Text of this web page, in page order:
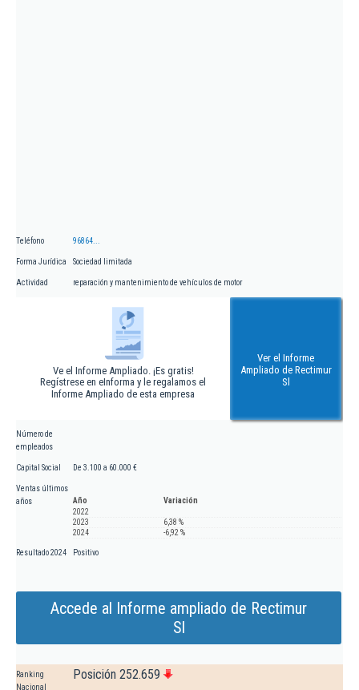
Teléfono 96864...
Forma Jurídica Sociedad limitada
Actividad reparación y mantenimiento de vehículos de motor
Ve el Informe Ampliado. ¡Es gratis!
Regístrese en eInforma y le regalamos el
Informe Ampliado de esta empresa
Ver el Informe
Ampliado de Rectimur
Sl
Número de
empleados
Capital Social De 3.100 a 60.000 €
Ventas últimos
años
Año
Variación
2022
2023
6,38 %
2024
-6,92 %
Resultado 2024 Positivo
Accede al Informe ampliado de Rectimur
Sl
Ranking
Nacional
Posición 252.659